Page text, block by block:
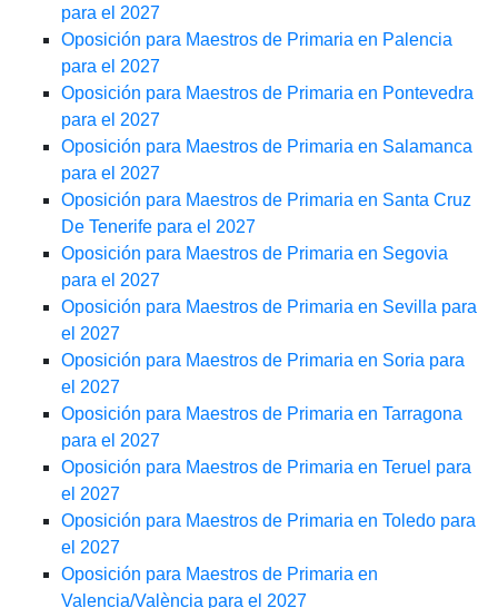
para el 2027
Oposición para Maestros de Primaria en Palencia
para el 2027
Oposición para Maestros de Primaria en Pontevedra
para el 2027
Oposición para Maestros de Primaria en Salamanca
para el 2027
Oposición para Maestros de Primaria en Santa Cruz
De Tenerife para el 2027
Oposición para Maestros de Primaria en Segovia
para el 2027
Oposición para Maestros de Primaria en Sevilla para
el 2027
Oposición para Maestros de Primaria en Soria para
el 2027
Oposición para Maestros de Primaria en Tarragona
para el 2027
Oposición para Maestros de Primaria en Teruel para
el 2027
Oposición para Maestros de Primaria en Toledo para
el 2027
Oposición para Maestros de Primaria en
Valencia/València para el 2027